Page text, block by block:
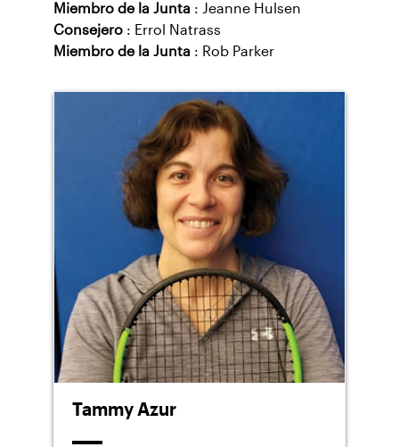
Miembro de la Junta : Jeanne Hulsen
Consejero : Errol Natrass
Miembro de la Junta : Rob Parker
Tammy Azur